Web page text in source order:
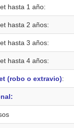
hasta 1 año:
hasta 2 años:
hasta 3 años:
hasta 4 años:
(robo o extravio):